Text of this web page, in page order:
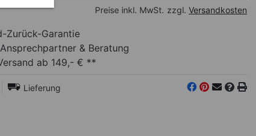
Preise inkl. MwSt. zzgl. Versandkosten
Zurück-Garantie
& Beratung
ab 149,- € **
Lieferung